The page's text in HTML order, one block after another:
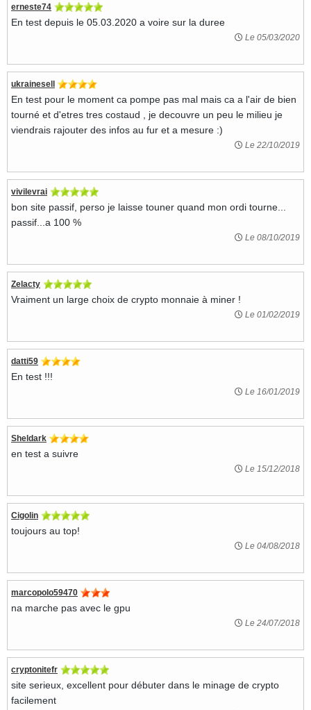
erneste74
En test depuis le 05.03.2020 a voire sur la duree
Le 05/03/2020
ukrainesell
En test pour le moment ca pompe pas mal mais ca a l'air de bien
tourné et d'etres tres costaud , je decouvre un peu le milieu je
viendrais rajouter des infos au fur et a mesure :)
Le 22/10/2019
vivilevrai
bon site passif, perso je laisse touner quand mon ordi tourne...
passif...a 100 %
Le 08/10/2019
Zelacty
Vraiment un large choix de crypto monnaie à miner !
Le 01/02/2019
datti59
En test !!!
Le 16/01/2019
Sheldark
en test a suivre
Le 15/12/2018
Cigolin
toujours au top!
Le 04/08/2018
marcopolo59470
na marche pas avec le gpu
Le 24/07/2018
cryptonitefr
site serieux, excellent pour débuter dans le minage de crypto
facilement